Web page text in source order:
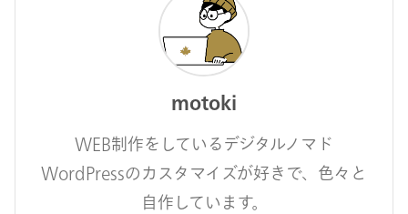
motoki
WEB制作をしているデジタルノマド
WordPressのカスタマイズが好きで、色々と
自作しています。